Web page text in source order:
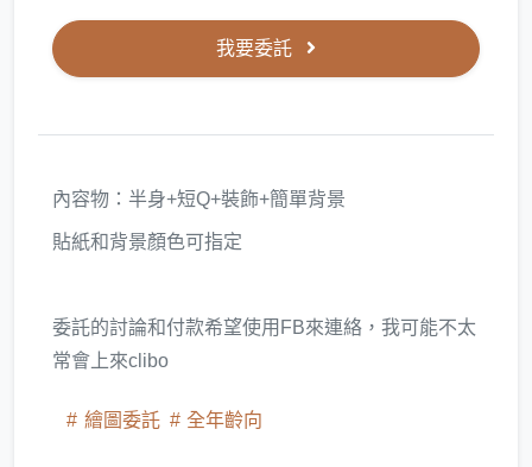
我要委託
內容物：半身+短Q+裝飾+簡單背景
貼紙和背景顏色可指定
委託的討論和付款希望使用FB來連絡，我可能不太
常會上來clibo
繪圖委託 全年齡向